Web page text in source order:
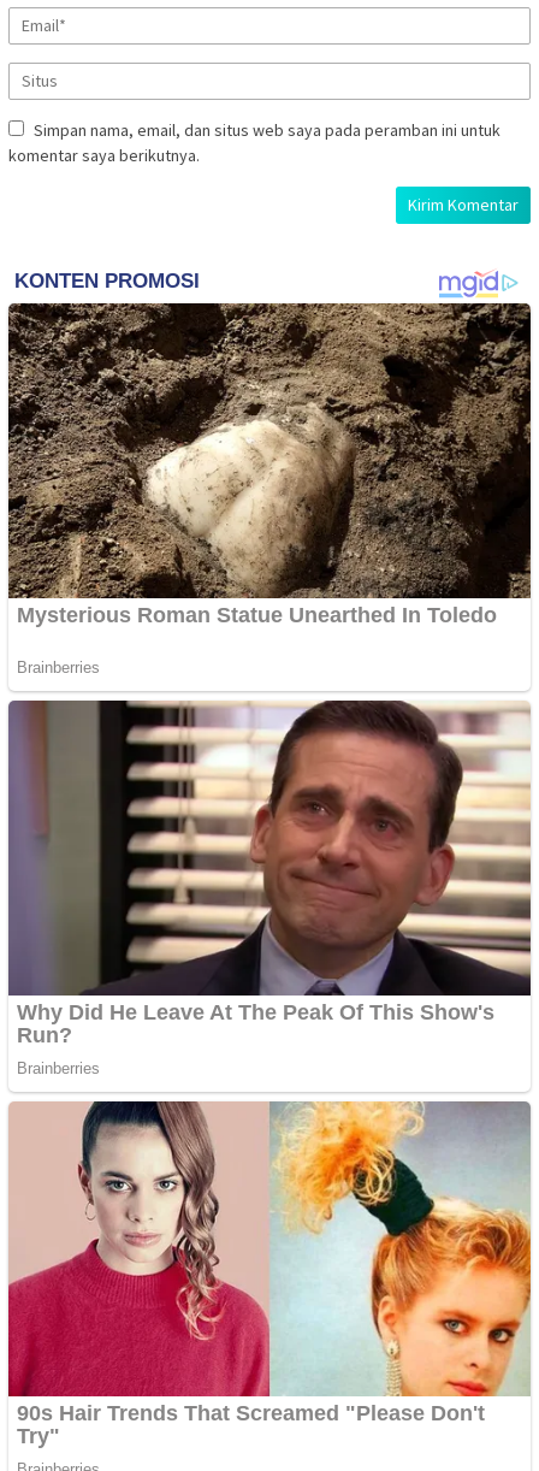
Simpan nama, email, dan situs web saya pada peramban ini untuk
komentar saya berikutnya.